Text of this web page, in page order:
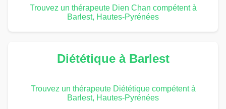
Trouvez un thérapeute Dien Chan compétent à
Barlest, Hautes-Pyrénées
Diététique à Barlest
Trouvez un thérapeute Diététique compétent à
Barlest, Hautes-Pyrénées